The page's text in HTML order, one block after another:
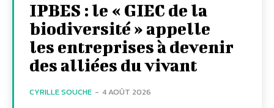
IPBES : le « GIEC de la
biodiversité » appelle
les entreprises à devenir
des alliées du vivant
CYRILLE SOUCHE - 4 AOÛT 2026